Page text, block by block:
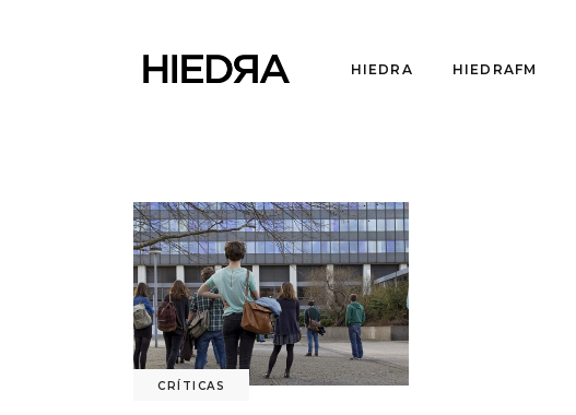
HIEDRA HIEDRAFM
CRÍTICAS